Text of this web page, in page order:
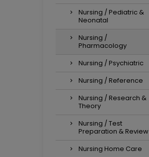
Nursing / Pediatric &
Neonatal
Nursing /
Pharmacology
Nursing / Psychiatric
Nursing / Reference
Nursing / Research &
Theory
Nursing / Test
Preparation & Review
Nursing Home Care